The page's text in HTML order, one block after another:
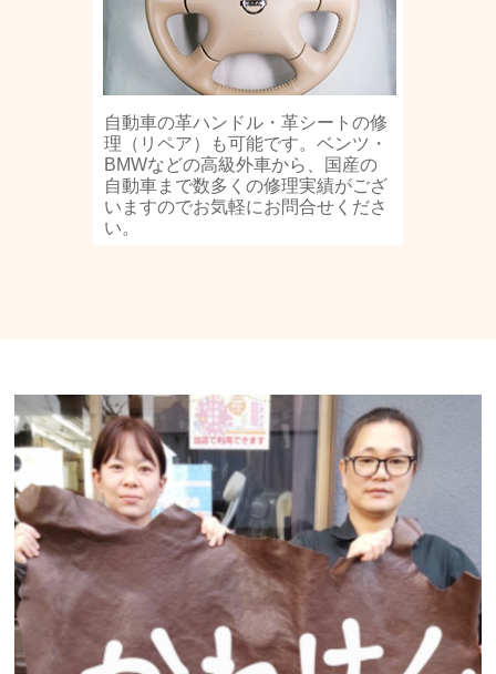
自動車の革ハンドル・革シートの修
理（リペア）も可能です。ベンツ・
BMWなどの高級外車から、国産の
自動車まで数多くの修理実績がござ
いますのでお気軽にお問合せくださ
い。